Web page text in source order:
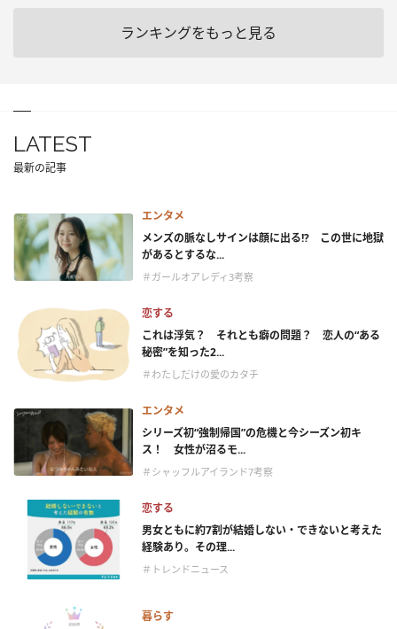
ランキングをもっと見る
LATEST
最新の記事
エンタメ
メンズの脈なしサインは顔に出る!? この世に地獄
があるとするな...
＃ガールオアレディ3考察
恋する
これは浮気？ それとも癖の問題？ 恋人の“ある
秘密”を知った2...
＃わたしだけの愛のカタチ
エンタメ
シリーズ初“強制帰国”の危機と今シーズン初キ
ス！ 女性が沼るモ...
＃シャッフルアイランド7考察
恋する
男女ともに約7割が結婚しない・できないと考えた
経験あり。その理...
＃トレンドニュース
暮らす